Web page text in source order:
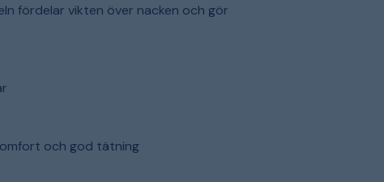
fördelar vikten över nacken och gör
och god tätning